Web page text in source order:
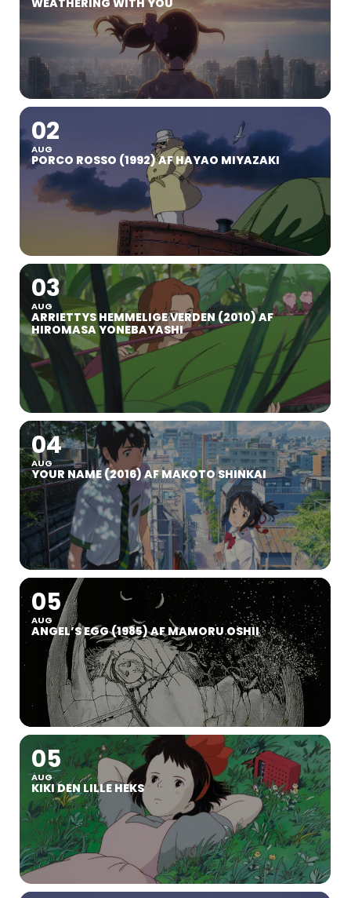
02
AUG
PORCO ROSSO (1992) AF HAYAO MIYAZAKI
03
AUG
ARRIETTYS HEMMELIGE VERDEN (2010) AF
HIROMASA YONEBAYASHI
04
AUG
YOUR NAME (2016) AF MAKOTO SHINKAI
05
AUG
ANGEL’S EGG (1985) AF MAMORU OSHII
05
AUG
KIKI DEN LILLE HEKS